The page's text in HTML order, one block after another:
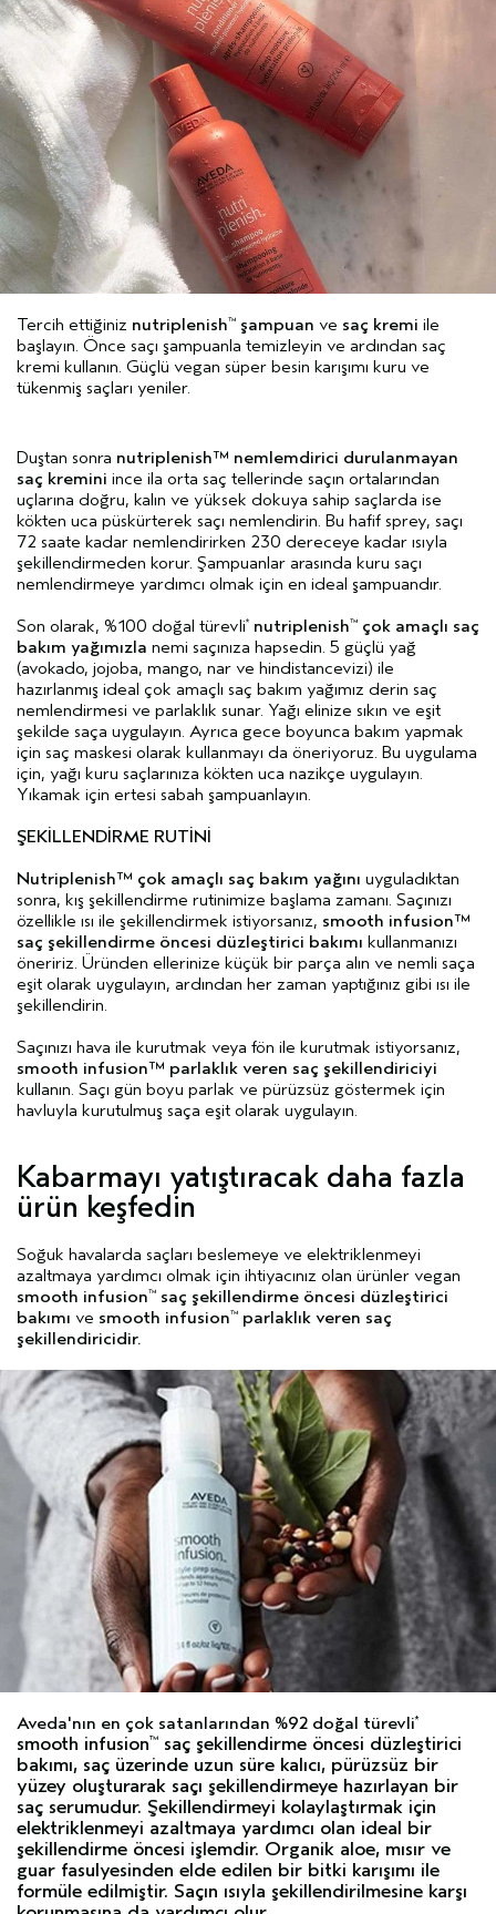
Tercih ettiğiniz nutriplenish™ şampuan ve saç kremi ile
başlayın. Önce saçı şampuanla temizleyin ve ardından saç
kremi kullanın. Güçlü vegan süper besin karışımı kuru ve
tükenmiş saçları yeniler.
Duştan sonra nutriplenish™ nemlemdirici durulanmayan
saç kremini ince ila orta saç tellerinde saçın ortalarından
uçlarına doğru, kalın ve yüksek dokuya sahip saçlarda ise
kökten uca püskürterek saçı nemlendirin. Bu hafif sprey, saçı
72 saate kadar nemlendirirken 230 dereceye kadar ısıyla
şekillendirmeden korur. Şampuanlar arasında kuru saçı
nemlendirmeye yardımcı olmak için en ideal şampuandır.
Son olarak, %100 doğal türevli* nutriplenish™ çok amaçlı saç
bakım yağımızla nemi saçınıza hapsedin. 5 güçlü yağ
(avokado, jojoba, mango, nar ve hindistancevizi) ile
hazırlanmış ideal çok amaçlı saç bakım yağımız derin saç
nemlendirmesi ve parlaklık sunar. Yağı elinize sıkın ve eşit
şekilde saça uygulayın. Ayrıca gece boyunca bakım yapmak
için saç maskesi olarak kullanmayı da öneriyoruz. Bu uygulama
için, yağı kuru saçlarınıza kökten uca nazikçe uygulayın.
Yıkamak için ertesi sabah şampuanlayın.
ŞEKİLLENDİRME RUTİNİ
Nutriplenish™ çok amaçlı saç bakım yağını uyguladıktan
sonra, kış şekillendirme rutinimize başlama zamanı. Saçınızı
özellikle ısı ile şekillendirmek istiyorsanız, smooth infusion™
saç şekillendirme öncesi düzleştirici bakımı kullanmanızı
öneririz. Üründen ellerinize küçük bir parça alın ve nemli saça
eşit olarak uygulayın, ardından her zaman yaptığınız gibi ısı ile
şekillendirin.
Saçınızı hava ile kurutmak veya fön ile kurutmak istiyorsanız,
smooth infusion™ parlaklık veren saç şekillendiriciyi
kullanın. Saçı gün boyu parlak ve pürüzsüz göstermek için
havluyla kurutulmuş saça eşit olarak uygulayın.
Kabarmayı yatıştıracak daha fazla
ürün keşfedin
Soğuk havalarda saçları beslemeye ve elektriklenmeyi
azaltmaya yardımcı olmak için ihtiyacınız olan ürünler vegan
smooth infusion™ saç şekillendirme öncesi düzleştirici
bakımı ve smooth infusion™ parlaklık veren saç
şekillendiricidir.
Aveda'nın en çok satanlarından %92 doğal türevli*
smooth infusion™ saç şekillendirme öncesi düzleştirici
bakımı, saç üzerinde uzun süre kalıcı, pürüzsüz bir
yüzey oluşturarak saçı şekillendirmeye hazırlayan bir
saç serumudur. Şekillendirmeyi kolaylaştırmak için
elektriklenmeyi azaltmaya yardımcı olan ideal bir
şekillendirme öncesi işlemdir. Organik aloe, mısır ve
guar fasulyesinden elde edilen bir bitki karışımı ile
formüle edilmiştir. Saçın ısıyla şekillendirilmesine karşı